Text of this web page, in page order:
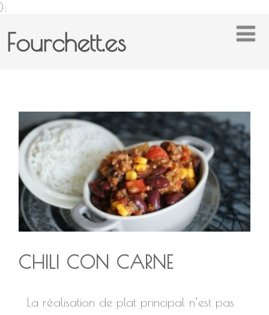
);
Fourchett.es
CHILI CON CARNE
La réalisation de plat principal n’est pas